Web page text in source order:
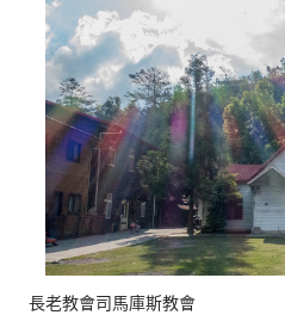
長老教會司馬庫斯教會